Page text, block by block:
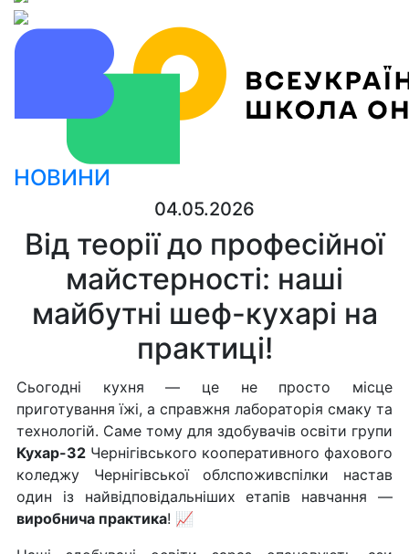
НОВИНИ
04.05.2026
Від теорії до професійної
майстерності: наші
майбутні шеф-кухарі на
практиці!
Сьогодні кухня — це не просто місце
приготування їжі, а справжня лабораторія смаку та
технологій. Саме тому для здобувачів освіти групи
Кухар-32 Чернігівського кооперативного фахового
коледжу Чернігівської облспоживспілки настав
один із найвідповідальніших етапів навчання —
виробнича практика! 📈